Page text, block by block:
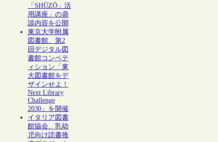
「SHŪZŌ」活
用講座」の鼎
談内容を公開
東京大学附属
図書館、第2
回デジタル図
書館コンペテ
ィション「東
大図書館をデ
ザインせよ！
Next Library
Challenge
2030」を開催
イタリア図書
館協会、乳幼
児向け読書推